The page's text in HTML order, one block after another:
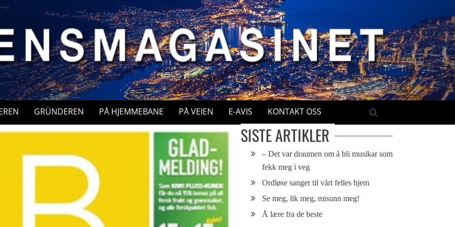
GRÜNDEREN PÅ HJEMMEBANE PÅ VEIEN E-AVIS KONTAKT OSS
SISTE ARTIKLER
– Det var draumen om å bli musikar som
fekk meg i veg
Ordløse sanger til vårt felles hjem
Se meg, lik meg, misunn meg!
Å lære fra de beste